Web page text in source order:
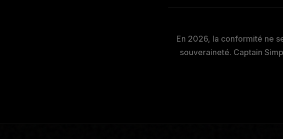
En 2026, la conformité ne
souveraineté. Captain